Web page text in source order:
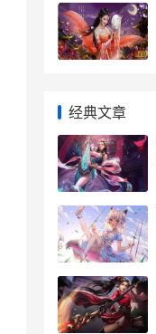
经典文章